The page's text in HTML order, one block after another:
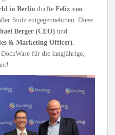
in Berlin durfte Felix von
Stolz entgegennehmen. Diese
Berger (CEO) und
& Marketing Officer)
für die langjährige,